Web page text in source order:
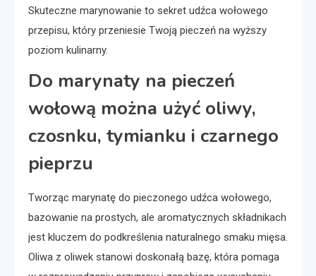
Skuteczne marynowanie to sekret udźca wołowego
przepisu, który przeniesie Twoją pieczeń na wyższy
poziom kulinarny.
Do marynaty na pieczeń
wołową można użyć oliwy,
czosnku, tymianku i czarnego
pieprzu
Tworząc marynatę do pieczonego udźca wołowego,
bazowanie na prostych, ale aromatycznych składnikach
jest kluczem do podkreślenia naturalnego smaku mięsa.
Oliwa z oliwek stanowi doskonałą bazę, która pomaga